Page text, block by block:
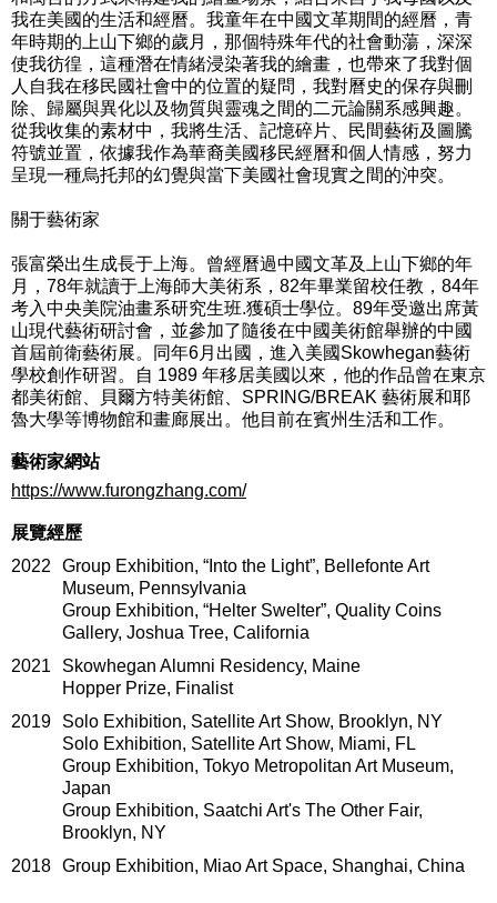
我在美國的生活和經曆。我童年在中國文革期間的經曆，青
年時期的上山下鄉的歲月，那個特殊年代的社會動蕩，深深
使我彷徨，這種潛在情緒浸染著我的繪畫，也帶來了我對個
人自我在移民國社會中的位置的疑問，我對曆史的保存與刪
除、歸屬與異化以及物質與靈魂之間的二元論關系感興趣。
從我收集的素材中，我將生活、記憶碎片、民間藝術及圖騰
符號並置，依據我作為華裔美國移民經曆和個人情感，努力
呈現一種烏托邦的幻覺與當下美國社會現實之間的沖突。
關于藝術家
張富榮出生成長于上海。曾經曆過中國文革及上山下鄉的年
月，78年就讀于上海師大美術系，82年畢業留校任教，84年
考入中央美院油畫系研究生班.獲碩士學位。89年受邀出席黃
山現代藝術研討會，並參加了隨後在中國美術館舉辦的中國
首屆前衛藝術展。同年6月出國，進入美國Skowhegan藝術
學校創作研習。自 1989 年移居美國以來，他的作品曾在東京
都美術館、貝爾方特美術館、SPRING/BREAK 藝術展和耶
魯大學等博物館和畫廊展出。他目前在賓州生活和工作。
藝術家網站
https://www.furongzhang.com/
展覽經歷
2022
Group Exhibition, “Into the Light”, Bellefonte Art
Museum, Pennsylvania
Group Exhibition, “Helter Swelter”, Quality Coins
Gallery, Joshua Tree, California
2021
Skowhegan Alumni Residency, Maine
Hopper Prize, Finalist
2019
Solo Exhibition, Satellite Art Show, Brooklyn, NY
Solo Exhibition, Satellite Art Show, Miami, FL
Group Exhibition, Tokyo Metropolitan Art Museum,
Japan
Group Exhibition, Saatchi Art's The Other Fair,
Brooklyn, NY
2018 Group Exhibition, Miao Art Space, Shanghai, China